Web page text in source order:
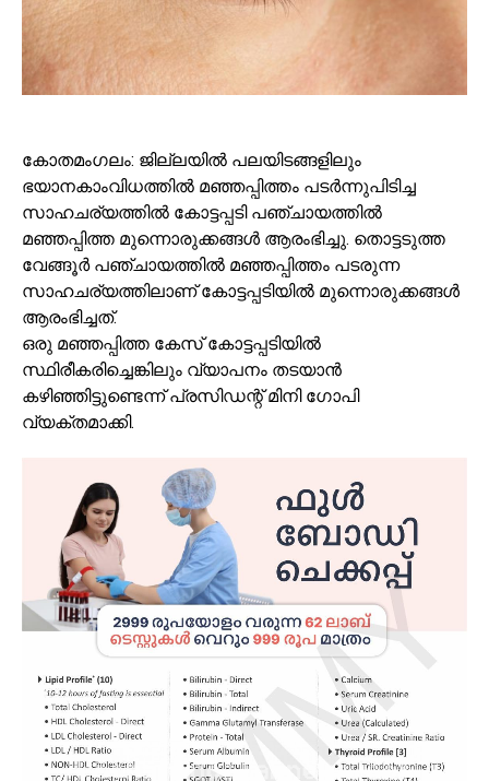
കോതമംഗലം: ജില്ലയിൽ പലയിടങ്ങളിലും
ഭയാനകാംവിധത്തില്‍ മഞ്ഞപ്പിത്തം പടര്‍ന്നുപിടിച്ച
സാഹചര്യത്തിൽ കോട്ടപ്പടി പഞ്ചായത്തിൽ
മഞ്ഞപ്പിത്ത മുന്നൊരുക്കങ്ങൾ ആരംഭിച്ചു. തൊട്ടടുത്ത
വേങ്ങൂർ പഞ്ചായത്തിൽ മഞ്ഞപ്പിത്തം പടരുന്ന
സാഹചര്യത്തിലാണ് കോട്ടപ്പടിയിൽ മുന്നൊരുക്കങ്ങൾ
ആരംഭിച്ചത്.
ഒരു മഞ്ഞപ്പിത്ത കേസ് കോട്ടപ്പടിയില്‍
സ്ഥിരീകരിച്ചെങ്കിലും വ്യാപനം തടയാന്‍
കഴിഞ്ഞിട്ടുണ്ടെന്ന് പ്രസിഡന്റ് മിനി ഗോപി
വ്യക്തമാക്കി.